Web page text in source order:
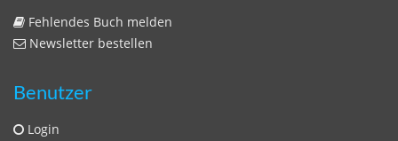
Fehlendes Buch melden
Newsletter bestellen
Benutzer
Login